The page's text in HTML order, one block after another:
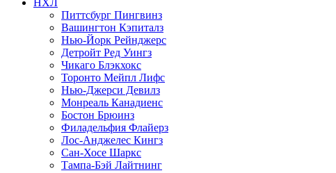
НХЛ
Питтсбург Пингвинз
Вашингтон Кэпиталз
Нью-Йорк Рейнджерс
Детройт Ред Уингз
Чикаго Блэкхокс
Торонто Мейпл Лифс
Нью-Джерси Девилз
Монреаль Канадиенс
Бостон Брюинз
Филадельфия Флайерз
Лос-Анджелес Кингз
Сан-Хосе Шаркс
Тампа-Бэй Лайтнинг